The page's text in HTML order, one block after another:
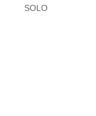
SOLO